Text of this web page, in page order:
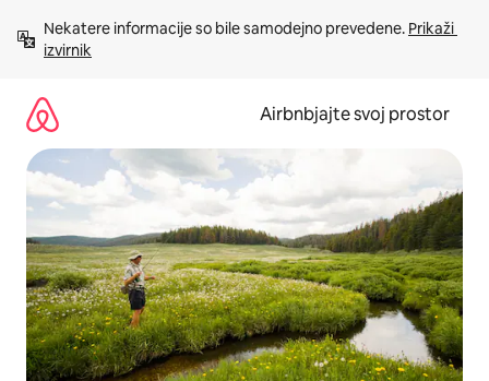
vsebino
Nekatere informacije so bile samodejno prevedene. Prikaži
izvirnik
Airbnbjajte svoj prostor